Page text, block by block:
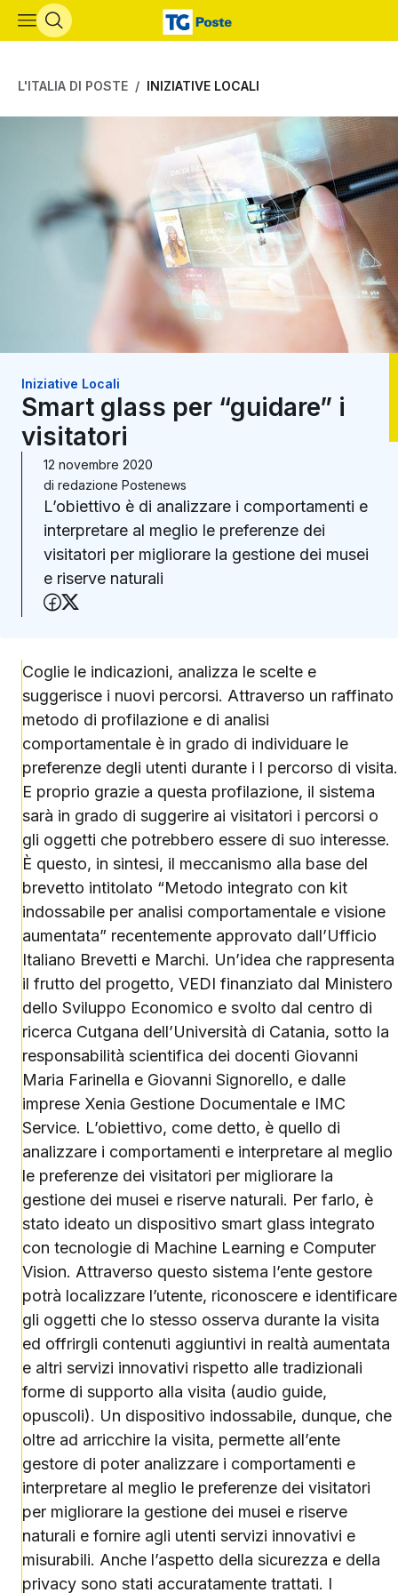
Vai al contenuto principale
L'ITALIA DI POSTE INIZIATIVE LOCALI
Iniziative Locali
Smart glass per “guidare” i
visitatori
12 novembre 2020
di redazione Postenews
L’obiettivo è di analizzare i comportamenti e
interpretare al meglio le preferenze dei
visitatori per migliorare la gestione dei musei
e riserve naturali
Condividi su Facebook
Coglie le indicazioni, analizza le scelte e
suggerisce i nuovi percorsi. Attraverso un raffinato
metodo di profilazione e di analisi
comportamentale è in grado di individuare le
preferenze degli utenti durante i l percorso di visita.
E proprio grazie a questa profilazione, il sistema
sarà in grado di suggerire ai visitatori i percorsi o
gli oggetti che potrebbero essere di suo interesse.
È questo, in sintesi, il meccanismo alla base del
brevetto intitolato “Metodo integrato con kit
indossabile per analisi comportamentale e visione
aumentata” recentemente approvato dall’Ufficio
Italiano Brevetti e Marchi. Un’idea che rappresenta
il frutto del progetto, VEDI finanziato dal Ministero
dello Sviluppo Economico e svolto dal centro di
ricerca Cutgana dell’Università di Catania, sotto la
responsabilità scientifica dei docenti Giovanni
Maria Farinella e Giovanni Signorello, e dalle
imprese Xenia Gestione Documentale e IMC
Service. L’obiettivo, come detto, è quello di
analizzare i comportamenti e interpretare al meglio
le preferenze dei visitatori per migliorare la
gestione dei musei e riserve naturali. Per farlo, è
stato ideato un dispositivo smart glass integrato
con tecnologie di Machine Learning e Computer
Vision. Attraverso questo sistema l’ente gestore
potrà localizzare l’utente, riconoscere e identificare
gli oggetti che lo stesso osserva durante la visita
ed offrirgli contenuti aggiuntivi in realtà aumentata
e altri servizi innovativi rispetto alle tradizionali
forme di supporto alla visita (audio guide,
opuscoli). Un dispositivo indossabile, dunque, che
oltre ad arricchire la visita, permette all’ente
gestore di poter analizzare i comportamenti e
interpretare al meglio le preferenze dei visitatori
per migliorare la gestione dei musei e riserve
naturali e fornire agli utenti servizi innovativi e
misurabili. Anche l’aspetto della sicurezza e della
privacy sono stati accuratamente trattati. I